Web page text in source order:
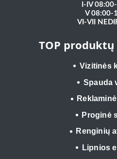
I-IV
V 08:00-
VI-VII
TOP
Vizitinės
Spauda
Proginė
Renginių
Lipnios